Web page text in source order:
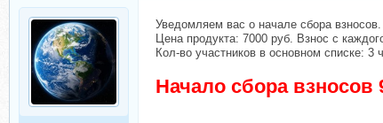
Уведомляем вас о начале сбора взносов.
Цена продукта: 7000 руб. Взнос с
Кол-во участников в основном списке: 3
Начало сбора взносов